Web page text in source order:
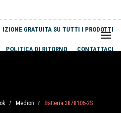
GRATUITA SU TUTTI I PRODOTTI
POLITICA DI RITORNO CONTATTACI
/ Medion / Batteria 3878106-2S